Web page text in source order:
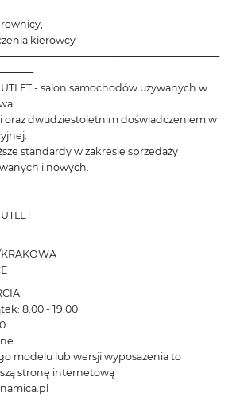
kierowcy
- salon samochodów używanych w
oraz dwudziestoletnim doświadczeniem w
standardy w zakresie sprzedaży
i nowych.
8.00 - 19.00
modelu lub wersji wyposażenia to
stronę internetową